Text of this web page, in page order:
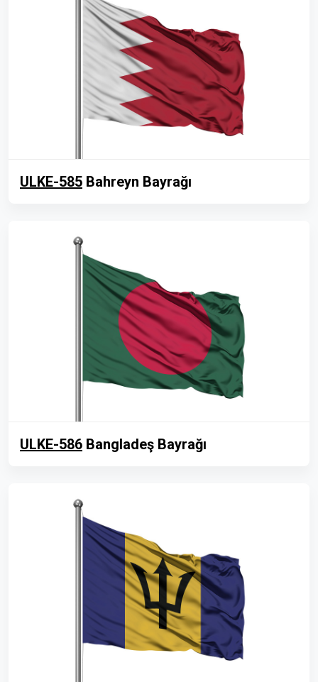
ULKE-585 Bahreyn Bayrağı
ULKE-586 Bangladeş Bayrağı